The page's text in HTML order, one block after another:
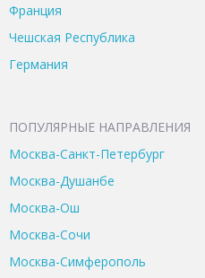
Франция
Чешская Республика
Германия
ПОПУЛЯРНЫЕ НАПРАВЛЕНИЯ
Москва-Санкт-Петербург
Москва-Душанбе
Москва-Ош
Москва-Сочи
Москва-Симферополь